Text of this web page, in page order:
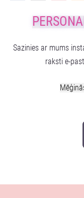
Sazinies ar mums
raksti e-